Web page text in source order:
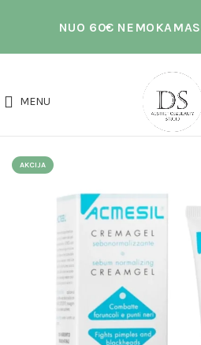
NUO 60€
MENU
AKCIJA